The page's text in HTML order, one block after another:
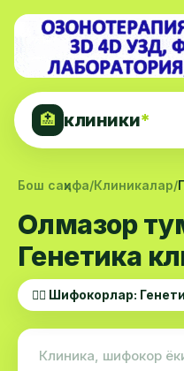
🏥 клиники*
Бош саҳифа/Клиникалар/
Олмазор
Генетика
👨‍⚕️ Шифокорлар: